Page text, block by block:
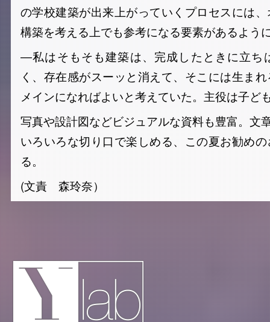
の学校建築が出来上がっていくプロセスには
構築を考える上でも参考になる要素があるよう
―私はそもそも建築は、完成したときに立ち
く、存在感がスーッと消えて、そこには生ま
メインになればよいと考えていた。主役は子
写真や設計図などビジュアルな資料も豊富。文
いろいろな切り口で楽しめる、この夏お勧め
る。
(文責 森玲奈）